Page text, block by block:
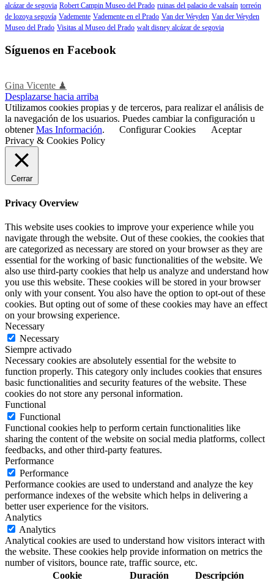
alcázar de segovia Robert Campin Museo del Prado ruinas del palacio de valsaín torreón
de lozoya segovía Vademente Vademente en el Prado Van der Weyden Van der Weyden
Museo del Prado Visitas al Museo del Prado walt disney alcázar de segovia
Síguenos en Facebook
Gina Vicente ♟
Desplazarse hacia arriba
Utilizamos cookies propias y de terceros, para realizar el análisis de
la navegación de los usuarios. Puedes cambiar la configuración u
obtenerMas Información. Configurar Cookies
Aceptar
Privacy & Cookies Policy
Cerrar
Privacy Overview
This website uses cookies to improve your experience while you
navigate through the website. Out of these cookies, the cookies that
are categorized as necessary are stored on your browser as they are
essential for the working of basic functionalities of the website. We
also use third-party cookies that help us analyze and understand how
you use this website. These cookies will be stored in your browser
only with your consent. You also have the option to opt-out of these
cookies. But opting out of some of these cookies may have an effect
on your browsing experience.
Necessary
Necessary
Siempre activado
Necessary cookies are absolutely essential for the website to
function properly. This category only includes cookies that ensures
basic functionalities and security features of the website. These
cookies do not store any personal information.
Functional
Functional
Functional cookies help to perform certain functionalities like
sharing the content of the website on social media platforms, collect
feedbacks, and other third-party features.
Performance
Performance
Performance cookies are used to understand and analyze the key
performance indexes of the website which helps in delivering a
better user experience for the visitors.
Analytics
Analytics
Analytical cookies are used to understand how visitors interact with
the website. These cookies help provide information on metrics the
number of visitors, bounce rate, traffic source, etc.
Cookie
Duración Descripción